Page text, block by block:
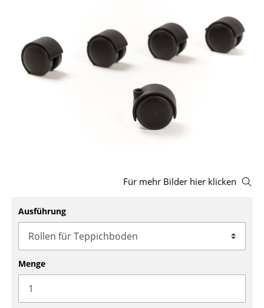
Freischwinger
Barhocker
Schaukelstühle
Bürodrehstühle
Konferenzstühle
Bürosessel
Einzelteile
Für mehr Bilder hier klicken
Ausführung
Menge